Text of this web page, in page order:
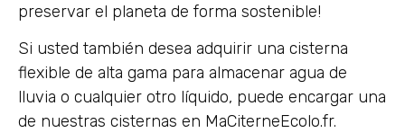
preservar el planeta de forma sostenible!
Si usted también desea adquirir una cisterna
flexible de alta gama para almacenar agua de
lluvia o cualquier otro líquido, puede encargar una
de nuestras cisternas en MaCiterneEcolo.fr.